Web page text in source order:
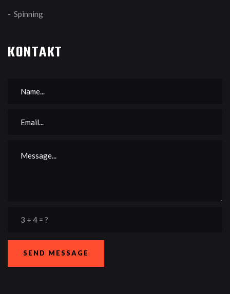
- Spinning
KONTAKT
SEND MESSAGE